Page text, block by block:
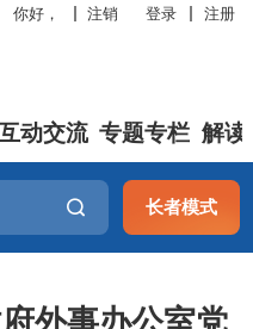
你好， 注销 登录 注册
动交流 专题专栏 解读
长者模式
外事办公室党